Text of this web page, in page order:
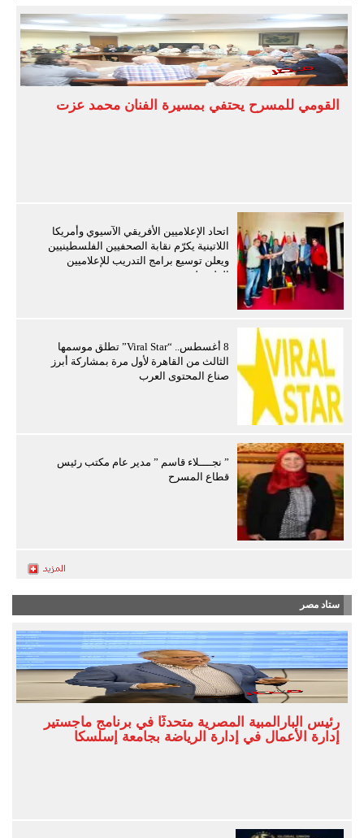
القومي للمسرح يحتفي بمسيرة الفنان محمد عزت
اتحاد الإعلاميين الأفريقي الآسيوي وأمريكا
اللاتينية يكرّم نقابة الصحفيين الفلسطينيين
ويعلن توسيع برامج التدريب للإعلاميين
الفلسطينيين
8 أغسطس.. “Viral Star” تطلق موسمها
الثالث من القاهرة لأول مرة بمشاركة أبرز
صناع المحتوى العرب
” نجــــلاء قاسم ” مدير عام مكتب رئيس
قطاع المسرح
ستاد مصر
رئيس البارالمبية المصرية متحدثًا في برنامج ماجستير
إدارة الأعمال في إدارة الرياضة بجامعة إسلسكا